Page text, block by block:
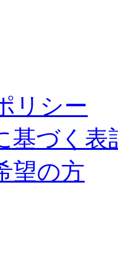
リシー
基づく表
望の方